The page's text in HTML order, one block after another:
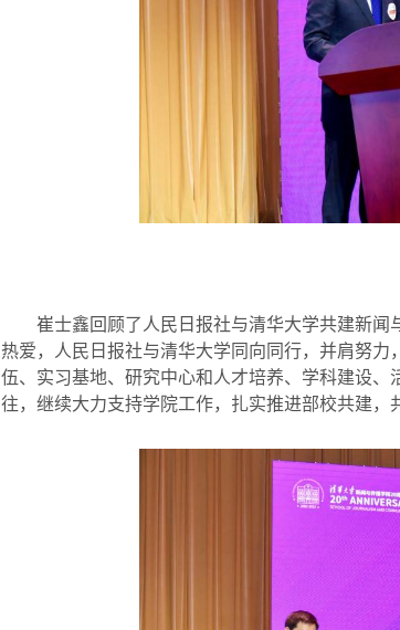
崔士鑫回顾了人民日报社与清华大学共建新
热爱，人民日报社与清华大学同向同行，并肩努
伍、实习基地、研究中心和人才培养、学科建设
往，继续大力支持学院工作，扎实推进部校共建，